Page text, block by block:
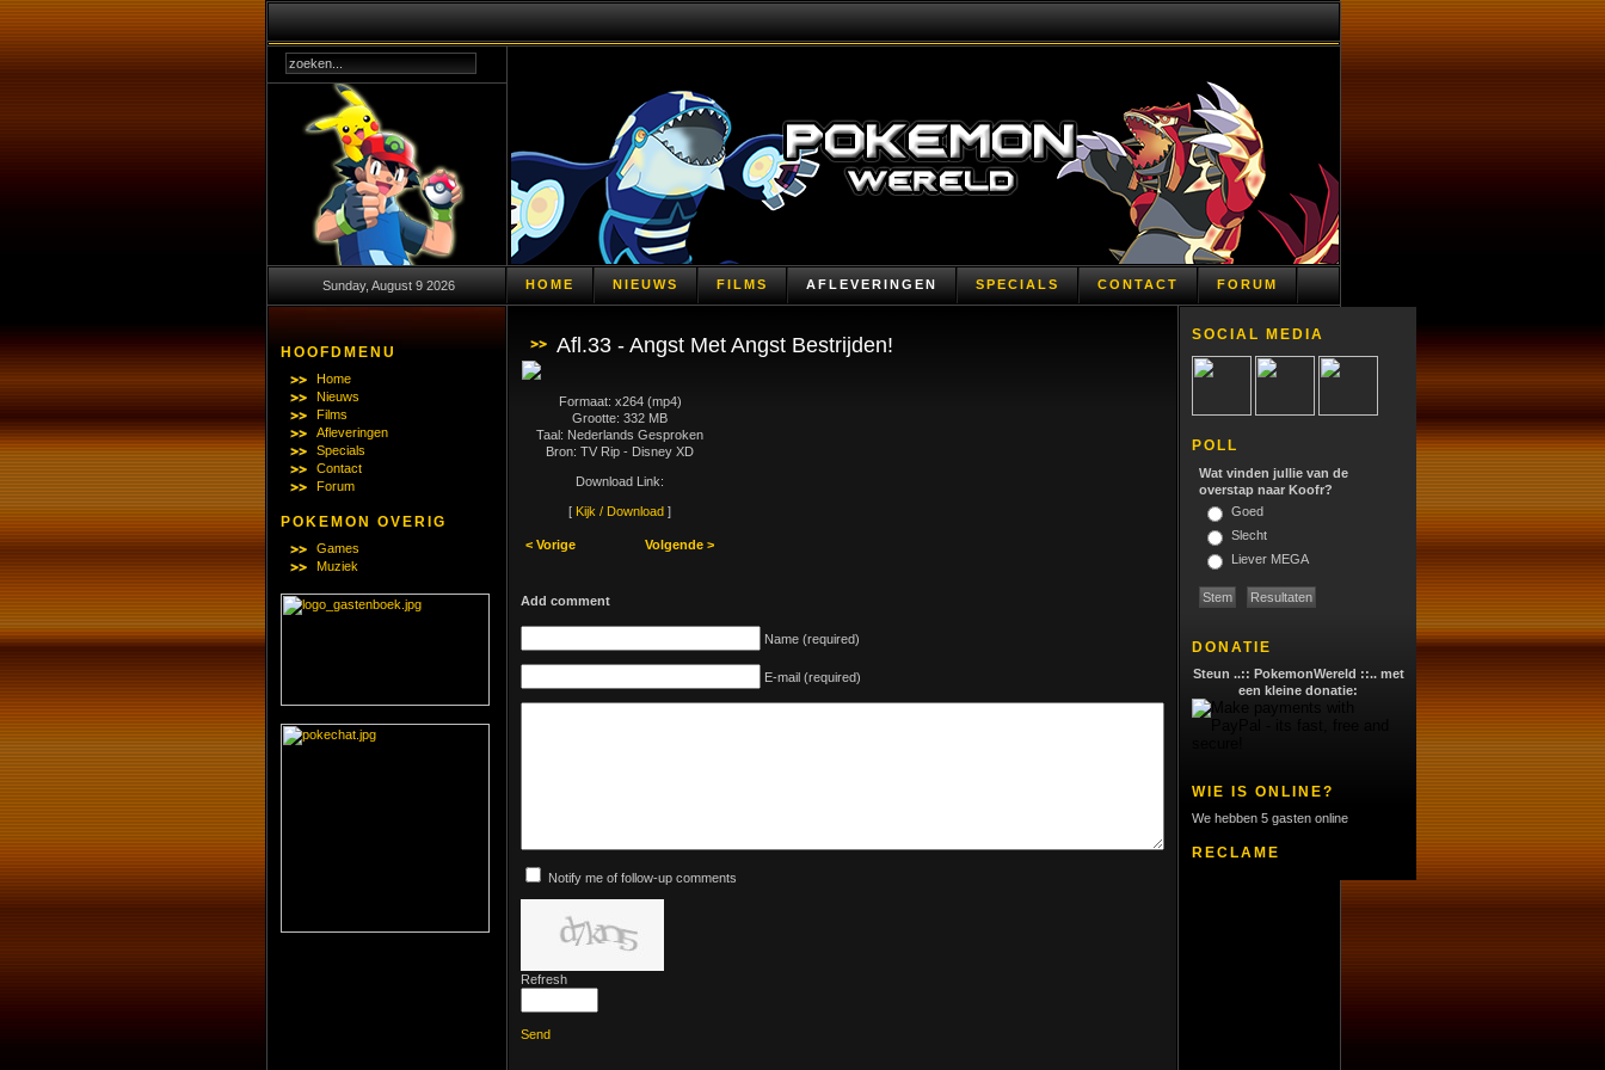
Sunday, August 9 2026 HOME NIEUWS FILMS AFLEVERINGEN SPECIALS CONTACT FORUM
HOOFDMENU
Home
Nieuws
Films
Afleveringen
Specials
Contact
Forum
POKEMON OVERIG
Games
Muziek
Afl.33 - Angst Met Angst Bestrijden!
Formaat: x264 (mp4)
Grootte: 332 MB
Taal: Nederlands Gesproken
Bron: TV Rip - Disney XD
Download Link:
[ Kijk / Download ]
< Vorige Volgende >
Add comment
Name (required)
E-mail (required)
Notify me of follow-up comments
Refresh
Send
SOCIAL MEDIA
POLL
Wat vinden jullie van de
overstap naar Koofr?
Goed
Slecht
Liever MEGA
DONATIE
Steun ..:: PokemonWereld ::.. met
een kleine donatie:
WIE IS ONLINE?
We hebben 5 gasten online
RECLAME